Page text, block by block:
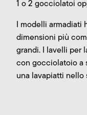
1 o 2 gocciolatoi
I modelli armadiati
dimensioni più
grandi. I lavelli per
con gocciolatoio a
una lavapiatti nello